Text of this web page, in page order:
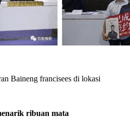
Baineng francisees di lokasi
ribuan mata